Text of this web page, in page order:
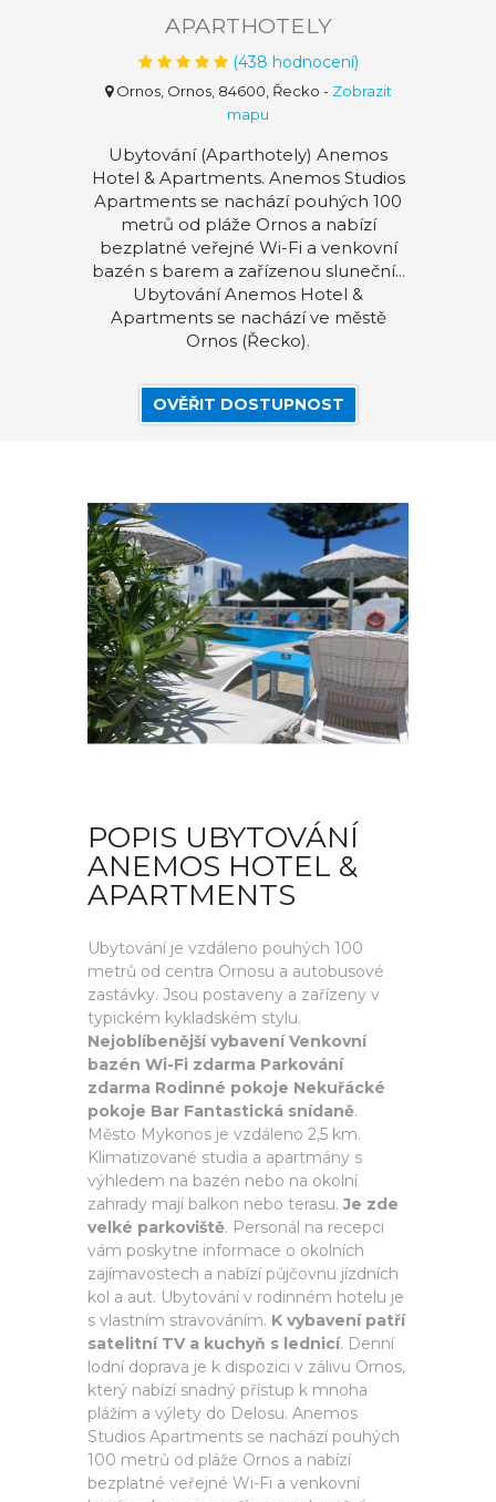
APARTHOTELY
(438 hodnocení)
Ornos, Ornos, 84600, Řecko - Zobrazit
mapu
Ubytování (Aparthotely) Anemos
Hotel & Apartments. Anemos Studios
Apartments se nachází pouhých 100
metrů od pláže Ornos a nabízí
bezplatné veřejné Wi-Fi a venkovní
bazén s barem a zařízenou sluneční...
Ubytování Anemos Hotel &
Apartments se nachází ve městě
Ornos (Řecko).
OVĚŘIT DOSTUPNOST
POPIS UBYTOVÁNÍ
ANEMOS HOTEL &
APARTMENTS
Ubytování je vzdáleno pouhých 100
metrů od centra Ornosu a autobusové
zastávky. Jsou postaveny a zařízeny v
typickém kykladském stylu.
Nejoblíbenější vybavení Venkovní
bazén Wi-Fi zdarma Parkování
zdarma Rodinné pokoje Nekuřácké
pokoje Bar Fantastická snídaně.
Město Mykonos je vzdáleno 2,5 km.
Klimatizované studia a apartmány s
výhledem na bazén nebo na okolní
zahrady mají balkon nebo terasu.Je zde
velké parkoviště. Personál na recepci
vám poskytne informace o okolních
zajímavostech a nabízí půjčovnu jízdních
kol a aut. Ubytování v rodinném hotelu je
s vlastním stravováním. K vybavení patří
satelitní TV a kuchyň s lednicí. Denní
lodní doprava je k dispozici v zálivu Ornos,
který nabízí snadný přístup k mnoha
plážím a výlety do Delosu. Anemos
Studios Apartments se nachází pouhých
100 metrů od pláže Ornos a nabízí
bezplatné veřejné Wi-Fi a venkovní